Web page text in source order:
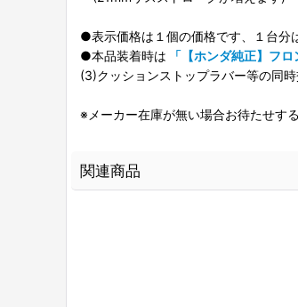
●表示価格は１個の価格です、１台分
●本品装着時は 「【ホンダ純正】フ
(3)クッションストップラバー等の同時
※メーカー在庫が無い場合お待たせす
関連商品